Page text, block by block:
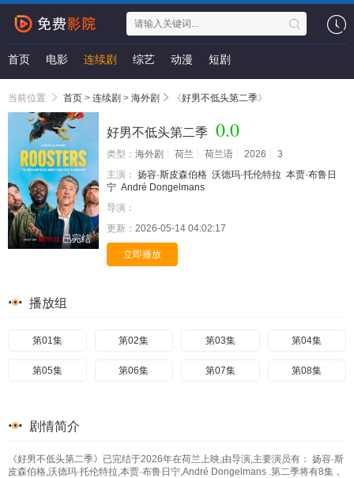
首页 电影 连续剧 综艺 动漫 短剧
当前位置 首页 > 连续剧 > 海外剧 《好男不低头第二季》
已完结
好男不低头第二季 0.0
类型： 海外剧 荷兰 荷兰语 2026
3
主演： 扬容·斯皮森伯格 沃德玛·托伦特拉 本贾·布鲁日
宁 André Dongelmans
导演：
更新： 2026-05-14 04:02:17
立即播放
播放组
第01集 第02集 第03集 第04集
第05集 第06集 第07集 第08集
剧情简介
《好男不低头第二季》已完结于2026年在荷兰上映,由导演,主要演员有： 扬容·斯
皮森伯格,沃德玛·托伦特拉,本贾·布鲁日宁,André Dongelmans .第二季将有8集，